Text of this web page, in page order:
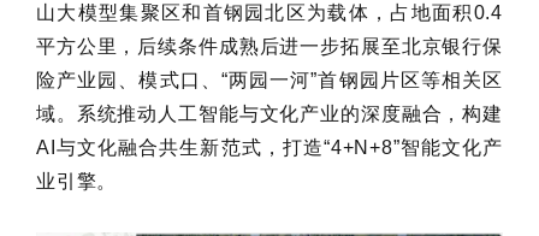
山大模型集聚区和首钢园北区为载体，占地面积0.4
平方公里，后续条件成熟后进一步拓展至北京银行保
险产业园、模式口、“两园一河”首钢园片区等相关区
域。系统推动人工智能与文化产业的深度融合，构建
AI与文化融合共生新范式，打造“4+N+8”智能文化产
业引擎。